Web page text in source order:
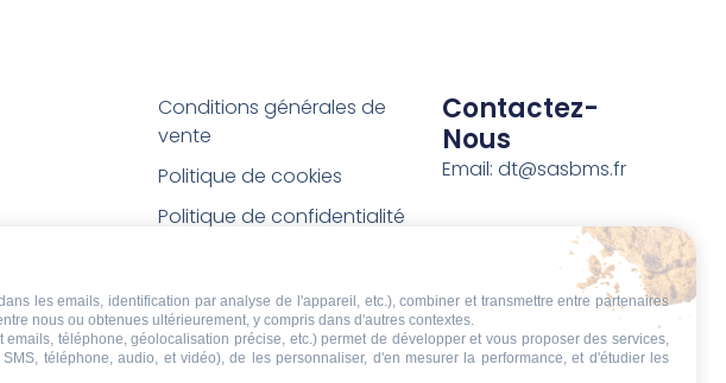
Conditions générales de
vente
Politique de cookies
Politique de confidentialité
Conditions de retour et de
remboursement
Droit de rétractation
Contactez-
Nous
Email: dt@sasbms.fr
les emails, identification par analyse de l'appareil, etc.), combiner et transmettre entre partenaires
nous ou obtenues ultérieurement, y compris dans d'autres contextes.
téléphone, géolocalisation précise, etc.) permet de développer et vous proposer des services,
téléphone, audio, et vidéo), de les personnaliser, d'en mesurer la performance, et d'étudier les